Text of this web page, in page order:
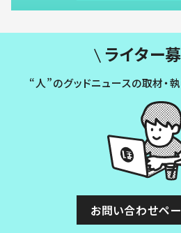
ライター募
“人”のグッドニュースの取材・
お問い合わせペ